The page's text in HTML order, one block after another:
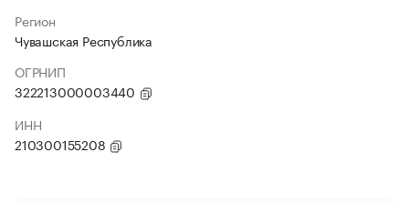
Регион
Чувашская Республика
ОГРНИП
322213000003440
ИНН
210300155208